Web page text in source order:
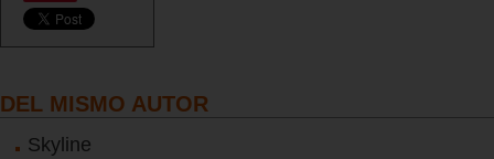
DEL MISMO AUTOR
Skyline